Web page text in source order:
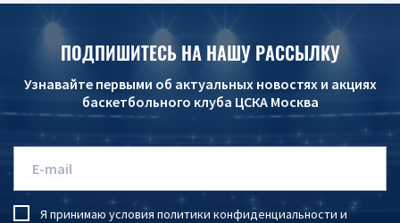
ПОДПИШИТЕСЬ НА НАШУ РАССЫЛКУ
Узнавайте первыми об актуальных новостях и акциях
баскетбольного клуба ЦСКА Москва
Я принимаю условия политики конфиденциальности и